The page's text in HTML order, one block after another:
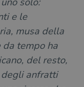
e le
musa della
da tempo ha
del resto,
degli anfratti